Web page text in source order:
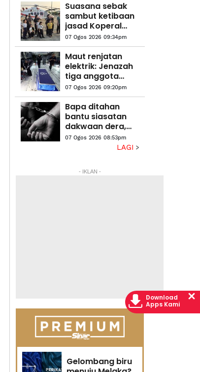
Suasana sebak
sambut ketibaan
jasad Koperal
Teck Siong
07 Ogos 2026 09:34pm
Maut renjatan
elektrik: Jenazah
tiga anggota
polis
diterbangkan
pulang ke
kampung
halaman
07 Ogos 2026 09:20pm
Bapa ditahan
bantu siasatan
dakwaan dera,
gangguan
seksual dua anak
07 Ogos 2026 08:53pm
LAGI
- IKLAN -
Gelombang biru
Download
Apps Kami